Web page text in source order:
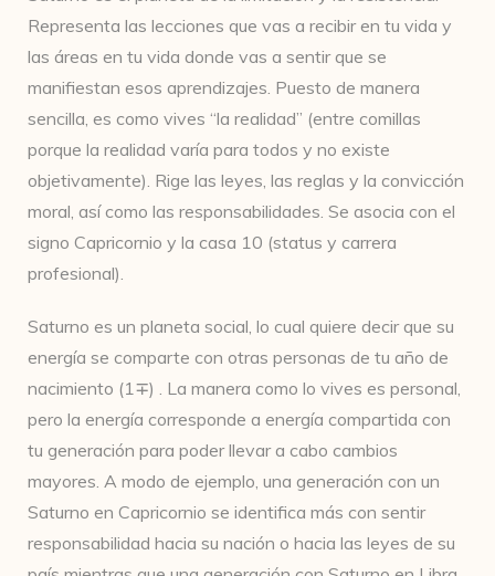
Representa las lecciones que vas a recibir en tu vida y
las áreas en tu vida donde vas a sentir que se
manifiestan esos aprendizajes. Puesto de manera
sencilla, es como vives “la realidad” (entre comillas
porque la realidad varía para todos y no existe
objetivamente). Rige las leyes, las reglas y la convicción
moral, así como las responsabilidades. Se asocia con el
signo Capricornio y la casa 10 (status y carrera
profesional).
Saturno es un planeta social, lo cual quiere decir que su
energía se comparte con otras personas de tu año de
nacimiento (1∓) . La manera como lo vives es personal,
pero la energía corresponde a energía compartida con
tu generación para poder llevar a cabo cambios
mayores. A modo de ejemplo, una generación con un
Saturno en Capricornio se identifica más con sentir
responsabilidad hacia su nación o hacia las leyes de su